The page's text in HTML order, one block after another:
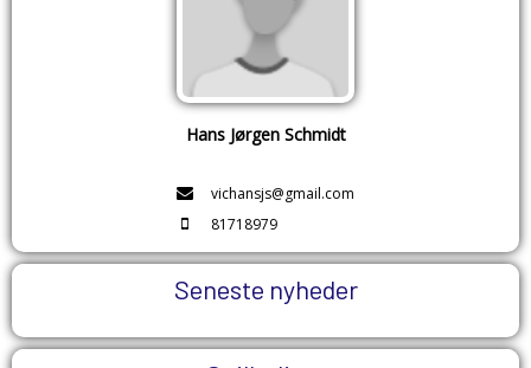
Hans Jørgen Schmidt
vichansjs@gmail.com
81718979
Seneste nyheder